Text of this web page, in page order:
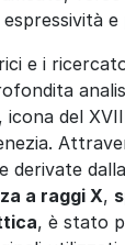
e i
, icona del
derivate
a raggi X,
, è stato